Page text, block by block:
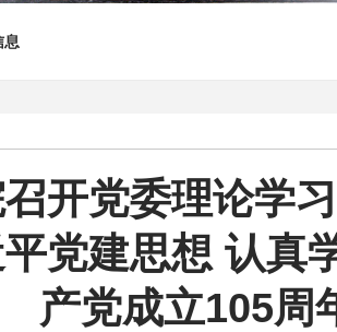
息
开党委理论学
党建思想 认真
产党成立105周